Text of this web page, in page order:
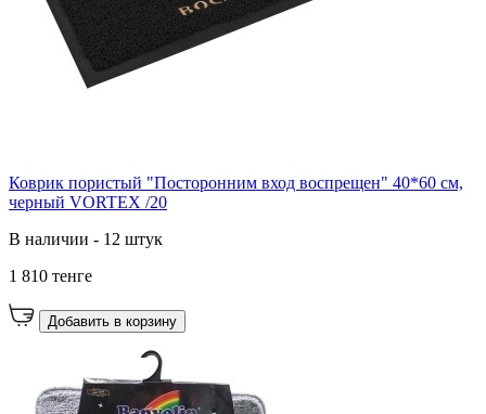
Коврик пористый "Посторонним вход воспрещен" 40*60 см,
черный VORTEX /20
В наличии - 12 штук
1 810 тенге
Добавить в корзину